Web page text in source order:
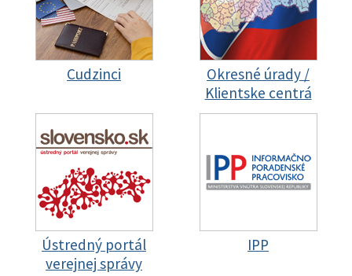
Cudzinci
Okresné úrady /
Klientske centrá
Ústredný portál
verejnej správy
IPP